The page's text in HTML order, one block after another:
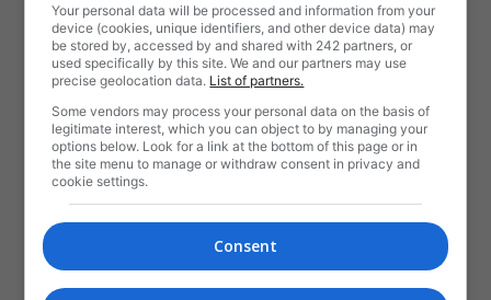
Your personal data will be processed and information from your
device (cookies, unique identifiers, and other device data) may
be stored by, accessed by and shared with 242 partners, or
used specifically by this site. We and our partners may use
precise geolocation data. List of partners.
Some vendors may process your personal data on the basis of
legitimate interest, which you can object to by managing your
options below. Look for a link at the bottom of this page or in
the site menu to manage or withdraw consent in privacy and
cookie settings.
Consent